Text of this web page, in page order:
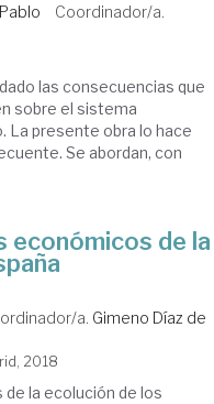
Coordinador/a.
las consecuencias que
sobre el sistema
La presente obra lo hace
Se abordan, con
económicos de la
a. Gimeno Díaz de
2018
la ecolución de los